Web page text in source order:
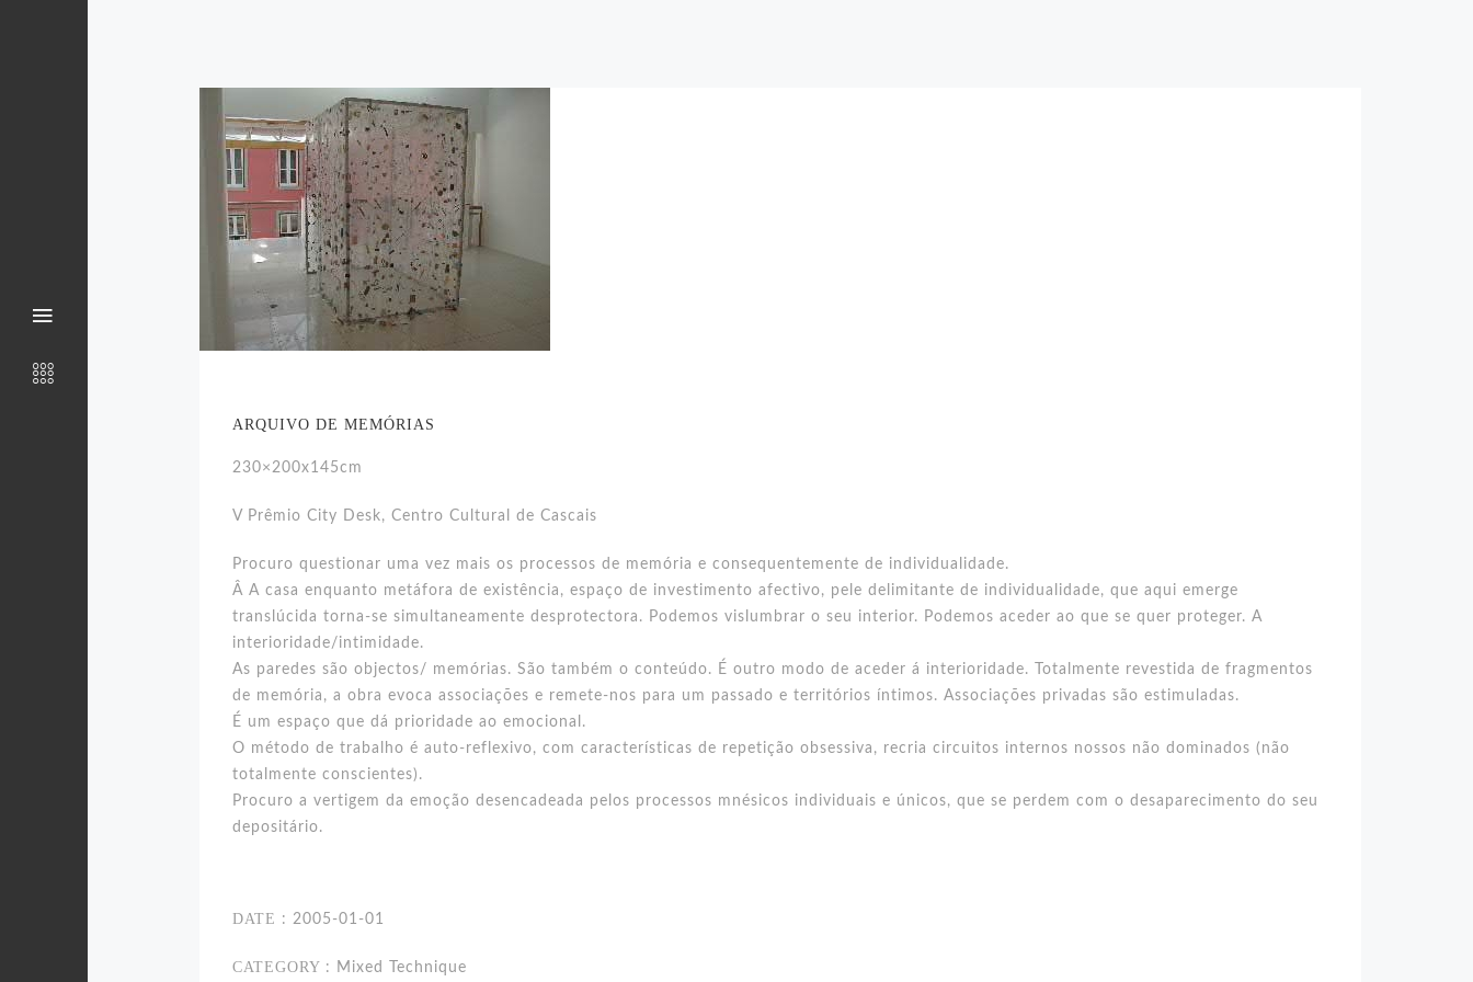
ARQUIVO DE MEMÓRIAS
230×200x145cm
V Prêmio City Desk, Centro Cultural de Cascais
Procuro questionar uma vez mais os processos de memória e consequentemente de individualidade.
Â A casa enquanto metáfora de existência, espaço de investimento afectivo, pele delimitante de individualidade, que aqui emerge
translúcida torna-se simultaneamente desprotectora. Podemos vislumbrar o seu interior. Podemos aceder ao que se quer proteger. A
interioridade/intimidade.
As paredes são objectos/ memórias. São também o conteúdo. É outro modo de aceder á interioridade. Totalmente revestida de fragmentos
de memória, a obra evoca associações e remete-nos para um passado e territórios íntimos. Associações privadas são estimuladas.
É um espaço que dá prioridade ao emocional.
O método de trabalho é auto-reflexivo, com características de repetição obsessiva, recria circuitos internos nossos não dominados (não
totalmente conscientes).
Procuro a vertigem da emoção desencadeada pelos processos mnésicos individuais e únicos, que se perdem com o desaparecimento do seu
depositário.
DATE : 2005-01-01
CATEGORY : Mixed Technique